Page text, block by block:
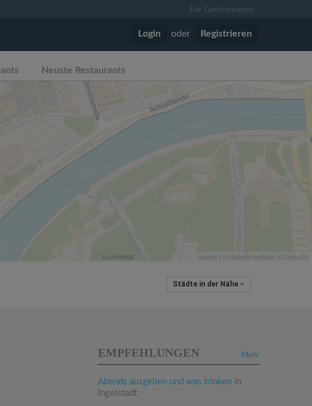
Für Gastronomen
Login oder Registrieren
Neuste Restaurants
Leaflet | © OpenStreetMap © CartoDB
Städte in der Nähe
Mehr
EMPFEHLUNGEN
Abends ausgehen und was trinken in
Ingolstadt: